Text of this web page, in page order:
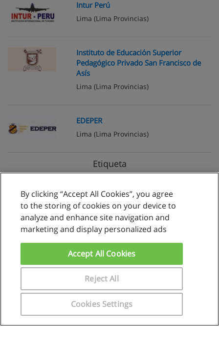
Intur Perú
Lima (Lima Provincias)
Instituto de Educación Superior
Pedagógico Privado San Francisco de
Asís
Lima (Lima Provincias)
EDEPER
Lima (Lima Provincias)
Etiqueta
Reglas de uso
Contactar con Educaedu
Copyright © Educaedu Business S.L. - CIF : B-95610580: -
By clicking “Accept All Cookies”, you agree
to the storing of cookies on your device to
analyze and enhance site navigation and
marketing and display personalized ads
Cookies Settings
Reject All
Accept All Cookies